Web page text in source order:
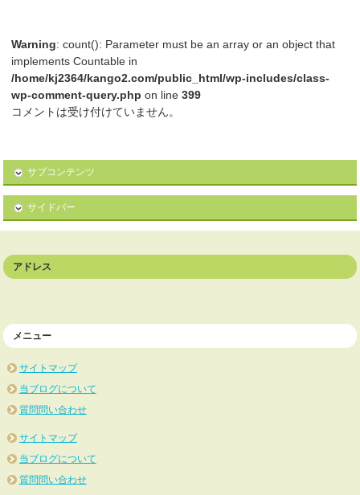
Warning: count(): Parameter must be an array or an object that
implements Countable in
/home/kj2364/kango2.com/public_html/wp-includes/class-
wp-comment-query.php on line399
コメントは受け付けていません。
サブコンテンツ
サイドバー
アドレス
メニュー
サイトマップ
当ブログについて
質問問い合わせ
サイトマップ
当ブログについて
質問問い合わせ